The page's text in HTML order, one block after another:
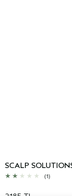
SCALP
(1)